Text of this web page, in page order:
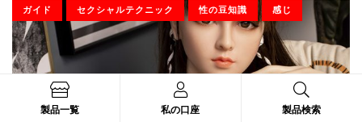
ガイド セクシャルテクニック 性の豆知識 感じ
製品一覧 私の口座 製品検索